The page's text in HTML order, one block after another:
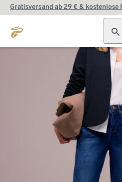
Gratisversand ab 29 € & kostenlose